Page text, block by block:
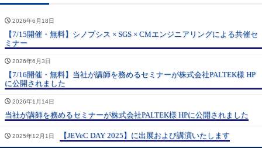
2026年6月18日
【7/15開催・無料】シノプシス × SGS × CMエンジニアリングによる共催セ
ミナー
2026年6月3日
【7/16開催・無料】当社が講師を務めるセミナーが株式会社PALTEK様 HP
に公開されました
2026年1月14日
当社が講師を務めるセミナーが株式会社PALTEK様 HPに公開されました
2025年12月1日 【JEVeC DAY 2025】に出展および講演いたします